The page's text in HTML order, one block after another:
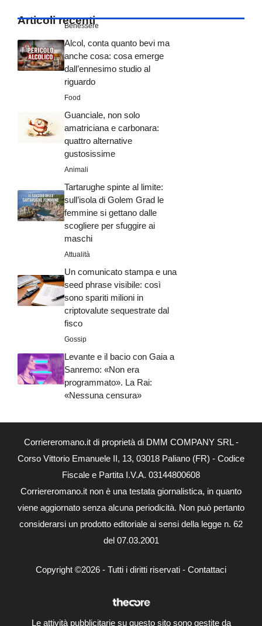
Articoli recenti
Benessere
Alcol, conta quanto bevi ma
anche cosa: cosa emerge
dall’ennesimo studio al
riguardo
Food
Guanciale, non solo
amatriciana e carbonara:
quattro alternative
gustosissime
Animali
Tartarughe spinte al limite:
sull’isola di Golem Grad le
femmine si gettano dalle
scogliere per sfuggire ai
maschi
Attualità
Un comunicato stampa e una
seed phrase visibile: così
sono spariti milioni in
criptovalute sequestrate dal
fisco
Gossip
Levante e il bacio con Gaia a
Sanremo: «Non era
programmato». La Rai:
«Nessuna censura»
Corriereromano.it di proprietà di DMM COMPANY SRL -
Corso Vittorio Emanuele II, 13, 03018 Paliano (FR) - Codice
Fiscale e Partita I.V.A. 03144800608
Corriereromano.it non è una testata giornalistica, in quanto
viene aggiornato senza alcuna periodicità. Non può pertanto
considerarsi un prodotto editoriale ai sensi della legge n. 62
del 07.03.2001
Copyright ©2026 - Tutti i diritti riservati - Contattaci
Le attività pubblicitarie su questo sito sono gestite da